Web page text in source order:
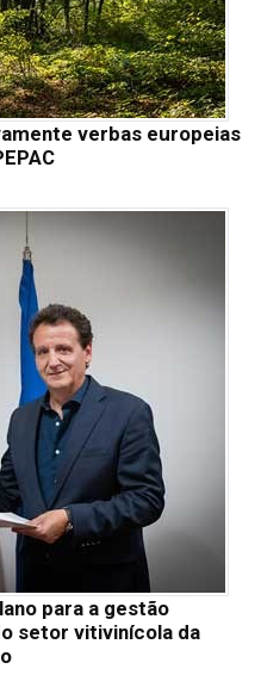
verbas europeias
para a gestão
setor vitivinícola da